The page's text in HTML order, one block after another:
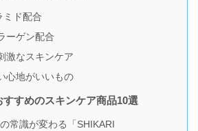
ド配合
ゲン配合
なスキンケア
地がいいもの
すめのスキンケア商品10選
常識が変わる「SHIKARI